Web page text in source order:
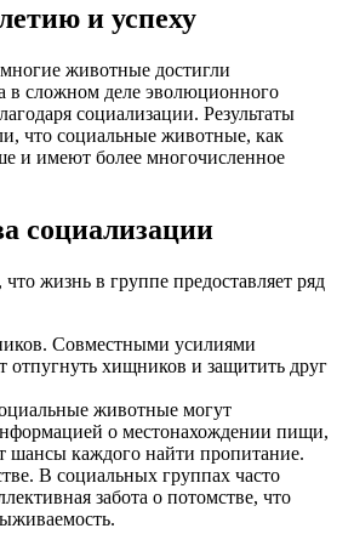
и успеху
животные достигли
в сложном деле эволюционного
социализации. Результаты
что социальные животные, как
и имеют более многочисленное
социализации
что жизнь в группе предоставляет ряд
Совместными усилиями
отпугнуть хищников и защитить друг
животные могут
о местонахождении пищи,
шансы каждого найти пропитание.
В социальных группах часто
забота о потомстве, что